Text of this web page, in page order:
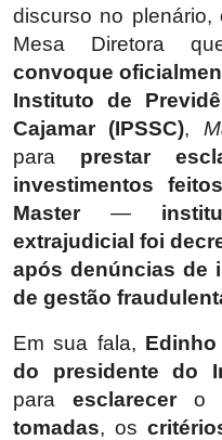
discurso no plenário,
Mesa Diretora
convoque
Instituto de
Cajamar (IPSSC),
para prestar
investimentos
Master—
extrajudicial foi
após denúncias de
de gestão
Em sua fala, Edinho
do presidente do
para esclarecero
tomadas, os